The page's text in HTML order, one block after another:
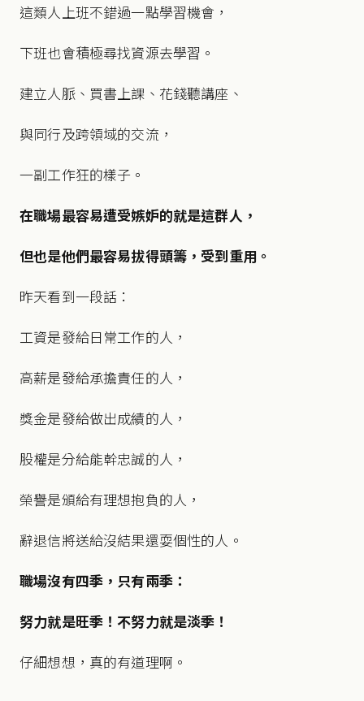
這類人上班不錯過一點學習機會，
下班也會積極尋找資源去學習。
建立人脈、買書上課、花錢聽講座、
與同行及跨領域的交流，
一副工作狂的樣子。
在職場最容易遭受嫉妒的就是這群人，
但也是他們最容易拔得頭籌，受到重用。
昨天看到一段話：
工資是發給日常工作的人，
高薪是發給承擔責任的人，
獎金是發給做出成績的人，
股權是分給能幹忠誠的人，
榮譽是頒給有理想抱負的人，
辭退信將送給沒結果還耍個性的人。
職場沒有四季，只有兩季：
努力就是旺季！不努力就是淡季！
仔細想想，真的有道理啊。